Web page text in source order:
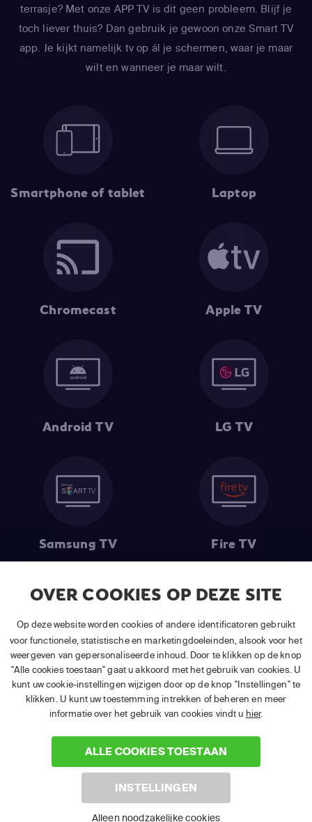
OVER COOKIES OP DEZE SITE
Op deze website worden cookies of andere identificatoren gebruikt
voor functionele, statistische en marketingdoeleinden, alsook voor het
weergeven van gepersonaliseerde inhoud. Door te klikken op de knop
"Alle cookies toestaan" gaat u akkoord met het gebruik van cookies. U
kunt uw cookie-instellingen wijzigen door op de knop "Instellingen" te
klikken. U kunt uw toestemming intrekken of beheren en meer
informatie over het gebruik van cookies vindt u hier.
ALLE COOKIES TOESTAAN
INSTELLINGEN
Alleen noodzakelijke cookies
terrasje? Met onze APP TV is dit geen probleem. Blijf je
toch liever thuis? Dan gebruik je gewoon onze Smart TV
app. Je kijkt namelijk tv op ál je schermen, waar je maar
wilt en wanneer je maar wilt.
Smartphone of tablet Laptop
Chromecast Apple TV
Android TV LG TV
Samsung TV Fire TV
(1) De eerste 30 dagen gratis: Geldig op alle nieuwe abonnementen
van APP TV Light, Basic of Plus.
(2) Prijs abonnement : Incl. BTW.
(3) Restart & Replayis beschikbaar voorvolgende zendersafhankelijk
van je gekozen pakket.
2026 Canal+ Luxembourg S. à r.l. - Alle rechten voorbehouden. TV
VLAANDEREN® is een merk gebruikt onder licentie door Canal+
Luxembourg S. à r.l. Maatschappelijke zetel: Rue Albert Borschette 4,